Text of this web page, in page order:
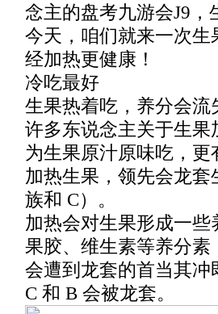
念主的盘考九游会J9
今天，咱们就来一次
经加热更健康！
冷吃最好
生果热着吃，养分会流
许多东说念主关于生
为生果原汁原味吃，更
加热生果，领先会龙
族和 C）。
加热会对生果形成一
果胶、维生素等养分
会遭到龙套的首当其
C 和 B 会被龙套。